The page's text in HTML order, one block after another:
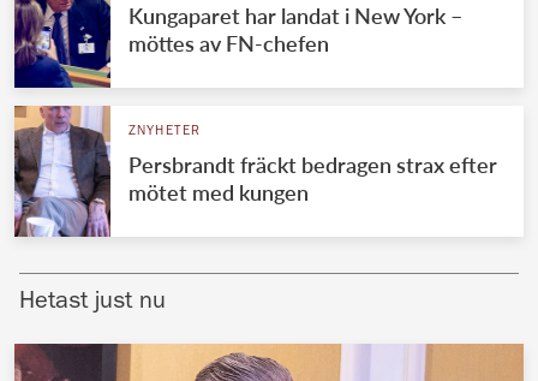
UTLÄNDSKT
VÄRLDENS KUNGAHUS
Svenska kungahuset
Brittiska kungahuset
Nederländska kungahuset
REDAKTION
Kungaparet har landat i New York –
möttes av FN-chefen
ZNYHETER
Persbrandt fräckt bedragen strax efter
mötet med kungen
Hetast just nu